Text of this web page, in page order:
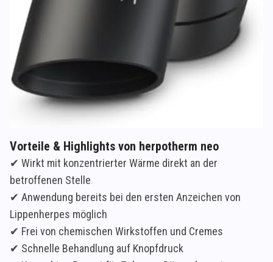
Vorteile & Highlights von herpotherm neo
✔ Wirkt mit konzentrierter Wärme direkt an der
betroffenen Stelle
✔ Anwendung bereits bei den ersten Anzeichen von
Lippenherpes möglich
✔ Frei von chemischen Wirkstoffen und Cremes
✔ Schnelle Behandlung auf Knopfdruck